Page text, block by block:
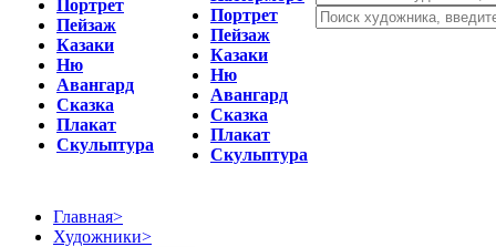
Портрет
Пейзаж
Казаки
Ню
Авангард
Сказка
Плакат
Скульптура
Портрет
Пейзаж
Казаки
Ню
Авангард
Сказка
Плакат
Скульптура
Главная>
Художники>